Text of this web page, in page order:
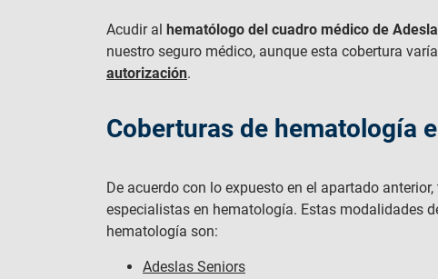
Acudir al hematólogo del cuadro médico de
nuestro seguro médico, aunque esta cobertura
autorización.
Coberturas de hematología
De acuerdo con lo expuesto en el apartado
especialistas en hematología. Estas modalidades
hematología son:
Adeslas Seniors